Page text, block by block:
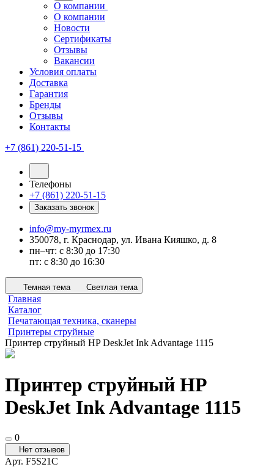
О компании
О компании
Новости
Сертификаты
Отзывы
Вакансии
Условия оплаты
Доставка
Гарантия
Бренды
Отзывы
Контакты
+7 (861) 220-51-15
Телефоны
+7 (861) 220-51-15
Заказать звонок
info@my-myrmex.ru
350078, г. Краснодар, ул. Ивана Кияшко, д. 8
пн–чт: с 8:30 до 17:30
пт: с 8:30 до 16:30
Темная тема Светлая тема
Главная
Каталог
Печатающая техника, сканеры
Принтеры струйные
Принтер струйный HP DeskJet Ink Advantage 1115
Принтер струйный HP
DeskJet Ink Advantage 1115
0
Нет отзывов
Арт. F5S21C